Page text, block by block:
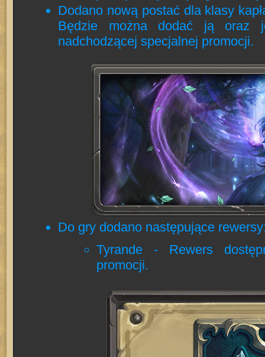
Dodano nową postać dla klasy
Będzie można dodać ją oraz
nadchodzącej specjalnej promocji.
Do gry dodano następujące
Tyrande - Rewers
promocji.